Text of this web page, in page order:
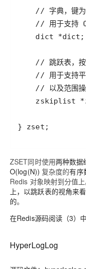
ZSET同时使用两种数据
O(log(N)) 复杂度的有序
Redis 对象映射到分值上
上，以跳跃表的视角来
的。
在Redis源码阅读（3）
HyperLogLog